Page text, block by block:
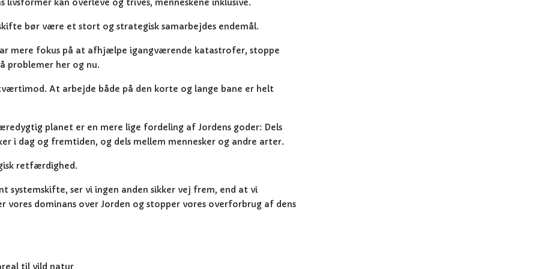
livsformer kan overleve og trives, menneskene inklusive.
bør være et stort og strategisk samarbejdes endemål.
mere fokus på at afhjælpe igangværende katastrofer, stoppe
problemer her og nu.
At arbejde både på den korte og lange bane er helt
planet er en mere lige fordeling af Jordens goder: Dels
i dag og fremtiden, og dels mellem mennesker og andre arter.
retfærdighed.
systemskifte, ser vi ingen anden sikker vej frem, end at vi
dominans over Jorden og stopper vores overforbrug af dens
til vild natur